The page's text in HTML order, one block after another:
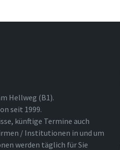
Hellweg (B1).
seit 1999.
künftige Termine auch
/ Institutionen in und um
werden täglich für Sie